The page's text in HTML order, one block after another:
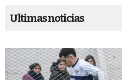
Ultimas noticias